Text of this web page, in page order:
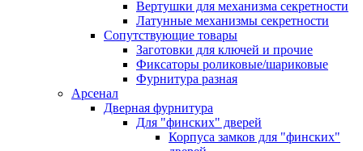
Вертушки для механизма секретности
Латунные механизмы секретности
Сопутствующие товары
Заготовки для ключей и прочие
Фиксаторы роликовые/шариковые
Фурнитура разная
Арсенал
Дверная фурнитура
Для "финских" дверей
Корпуса замков для "финских"